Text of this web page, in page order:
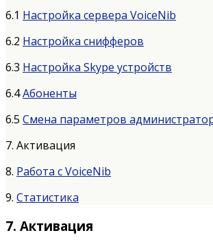
6.1 Настройка сервера VoiceNib
6.2 Настройка снифферов
6.3 Настройка Skype устройств
6.4Абоненты
6.5 Смена параметров
7. Активация
8. Работа с VoiceNib
9. Статистика
7. Активация